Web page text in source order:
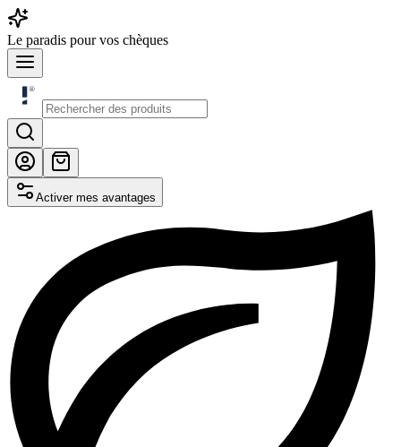
Le paradis pour vos chèques
Activer mes avantages